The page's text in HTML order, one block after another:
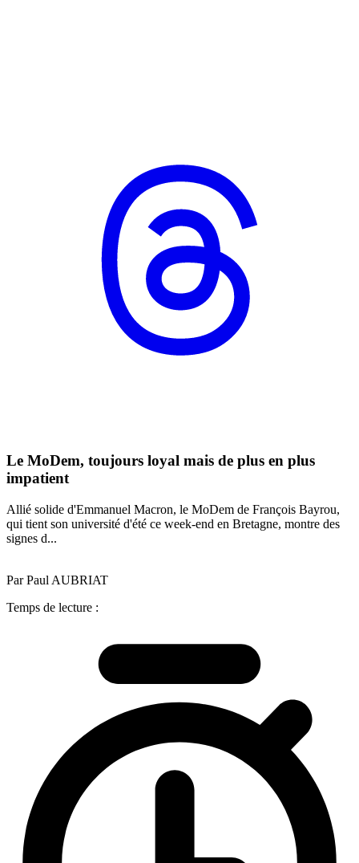
Le MoDem, toujours loyal mais de plus en plus
impatient
Allié solide d'Emmanuel Macron, le MoDem de François Bayrou,
qui tient son université d'été ce week-end en Bretagne, montre des
signes d...
Par Paul AUBRIAT
Temps de lecture :